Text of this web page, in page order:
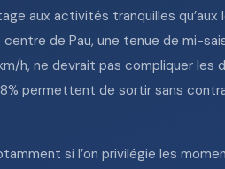
aux activités tranquilles
de Pau, une tenue de mi-
h, ne devrait pas compliquer les
permettent de sortir sans
si l’on privilégie les